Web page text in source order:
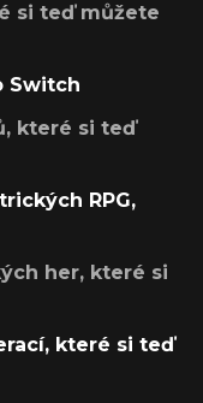
si teď můžete
Switch
které si teď
RPG,
her, které si
které si teď